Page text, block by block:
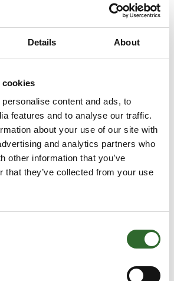
Details About
cookies
content and ads, to
features and to analyse our traffic.
about your use of our site with
and analytics partners who
other information that you’ve
that they’ve collected from your use
og innovativ
institutioner, der
udnytte mulighederne
Sortiment:Vi tilbyder
af 3D-printere fra
3DE
3DE Max, 3DE
og mange flere. Dette
Direkte
kontakt
Møde­booking
3 kontakt­
Industri
den førende partner for
for 3D-print og AM